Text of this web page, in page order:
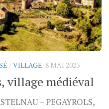
/VILLAGE 8 MAI 2023
village médiéval
– PEGAYROLS,